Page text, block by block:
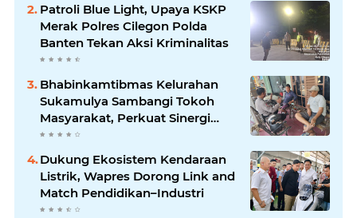
Patroli Blue Light, Upaya KSKP
Merak Polres Cilegon Polda
Banten Tekan Aksi Kriminalitas
Bhabinkamtibmas Kelurahan
Sukamulya Sambangi Tokoh
Masyarakat, Perkuat Sinergi
Jaga Kamtibmas
Dukung Ekosistem Kendaraan
Listrik, Wapres Dorong Link and
Match Pendidikan–Industri